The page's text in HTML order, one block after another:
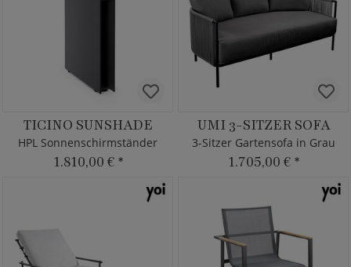
TICINO SUNSHADE
HPL Sonnenschirmständer
1.810,00 € *
UMI 3-SITZER SOFA
3-Sitzer Gartensofa in Grau
1.705,00 € *